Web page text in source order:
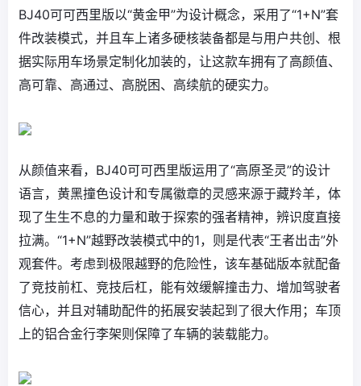
BJ40可可西里版以“黄金甲”为设计概念，采用了“1+N”套
件改装模式，并且车上诸多硬核装备都是与用户共创、根
据实际用车场景定制化加装的，让这款车拥有了高颜值、
高可靠、高通过、高脱困、高续航的硬实力。
从颜值来看，BJ40可可西里版运用了“高原圣灵”的设计
语言，黄黑撞色设计和专属徽章的灵感来源于藏羚羊，体
现了生生不息的力量和敢于探索的强者精神，辨识度直接
拉满。“1+N”越野改装模式中的1，则是代表“王者出击”外
观套件。考虑到极限越野的危险性，该车基础版本就配备
了竞技前杠、竞技后杠，能有效缓解撞击力、增加驾驶者
信心，并且对辅助配件的拓展安装起到了很大作用；车顶
上的铝合金行李架则保障了车辆的装载能力。